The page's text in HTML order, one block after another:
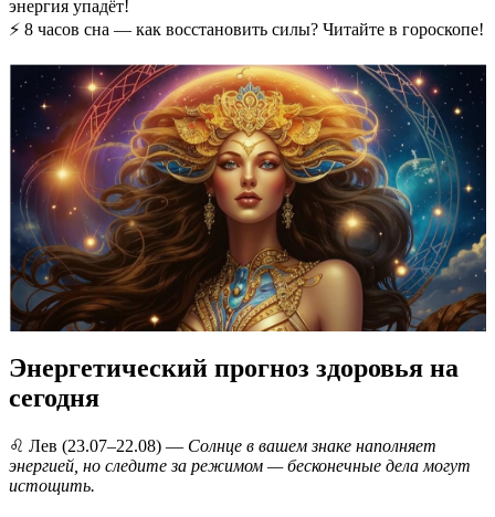
энергия упадёт!
⚡ 8 часов сна — как восстановить силы? Читайте в гороскопе!
Энергетический прогноз здоровья на
сегодня
♌️ Лев (23.07–22.08) — Солнце в вашем знаке наполняет
энергией, но следите за режимом — бесконечные дела могут
истощить.